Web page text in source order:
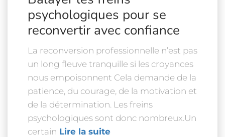
psychologiques pour se
reconvertir avec confiance
La reconversion professionnelle n’est pas
un long fleuve tranquille si les croyances
nous empoisonnent Cela demande de la
patience, du courage, de la motivation et
de la détermination. Les freins
psychologiques sont donc nombreux.Un
certain Lire la suite